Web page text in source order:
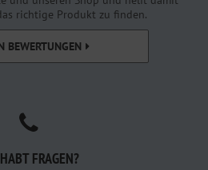
richtige Produkt zu finden.
BEWERTUNGEN
FRAGEN?